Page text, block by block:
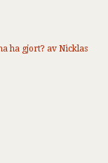
ha gjort? av Nicklas